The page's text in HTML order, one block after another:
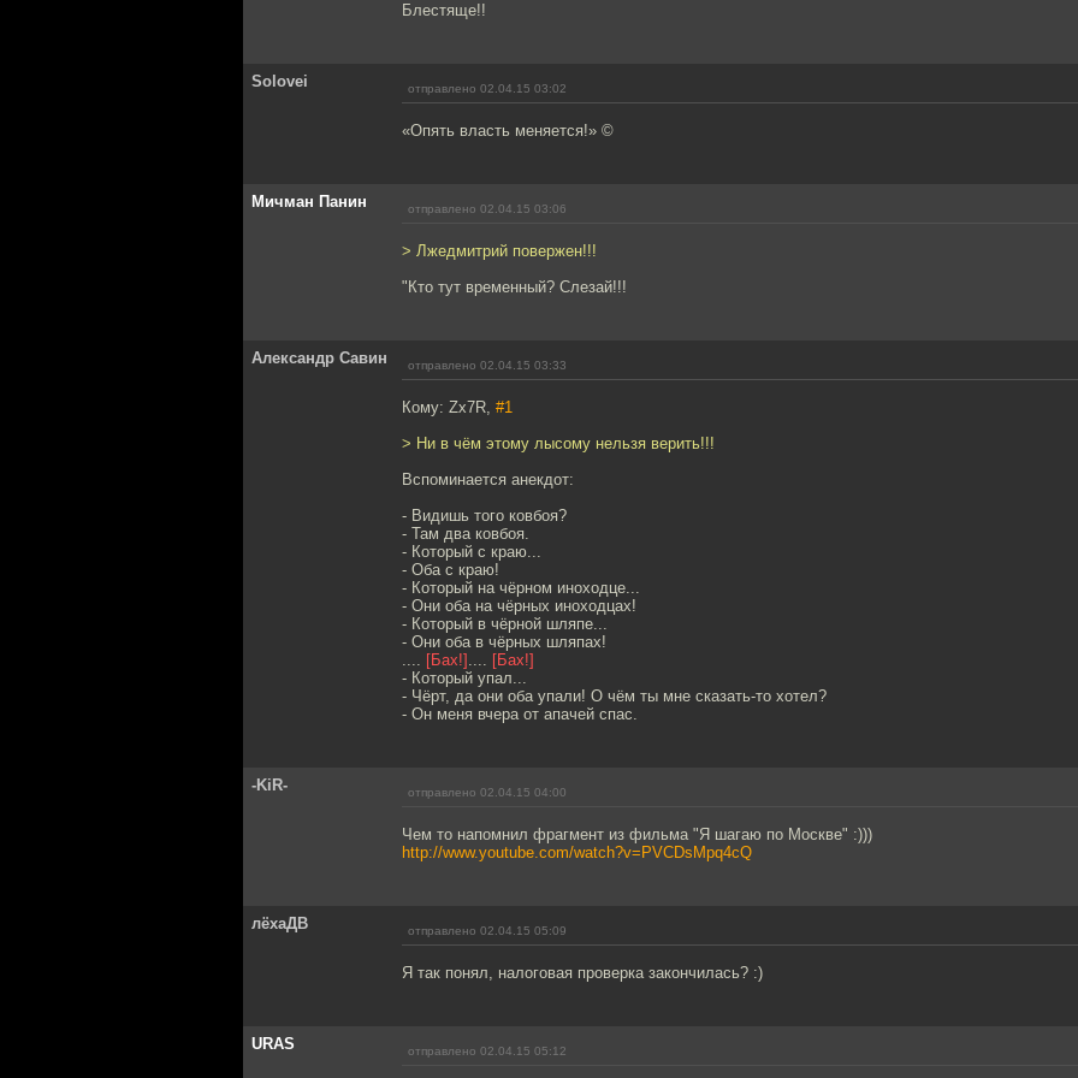
Блестяще!!
Solovei отправлено 02.04.15 03:02
«Опять власть меняется!» ©
Мичман Панин отправлено 02.04.15 03:06
> Лжедмитрий повержен!!!
"Кто тут временный? Слезай!!!
Александр Савин отправлено 02.04.15 03:33
Кому: Zx7R, #1
> Ни в чём этому лысому нельзя верить!!!
Вспоминается анекдот:
- Видишь того ковбоя?
- Там два ковбоя.
- Который с краю...
- Оба с краю!
- Который на чёрном иноходце...
- Они оба на чёрных иноходцах!
- Который в чёрной шляпе...
- Они оба в чёрных шляпах!
.... [Бах!] .... [Бах!]
- Который упал...
- Чёрт, да они оба упали! О чём ты мне сказать-то хотел?
- Он меня вчера от апачей спас.
-KiR- отправлено 02.04.15 04:00
Чем то напомнил фрагмент из фильма "Я шагаю по Москве" :)))
http://www.youtube.com/watch?v=PVCDsMpq4cQ
лёхаДВ отправлено 02.04.15 05:09
Я так понял, налоговая проверка закончилась? :)
URAS отправлено 02.04.15 05:12